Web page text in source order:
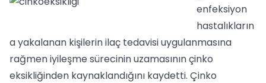
enfeksiyon
hastalıkların
a yakalanan kişilerin ilaç tedavisi uygulanmasına
rağmen iyileşme sürecinin uzamasının çinko
eksikliğinden kaynaklandığını kaydetti. Çinko